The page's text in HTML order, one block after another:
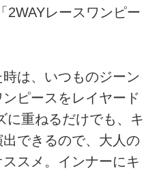
2WAYレースワンピー
は、いつものジーン
ピースをレイヤード
に重ねるだけでも、キ
できるので、大人の
スメ。インナーにキ